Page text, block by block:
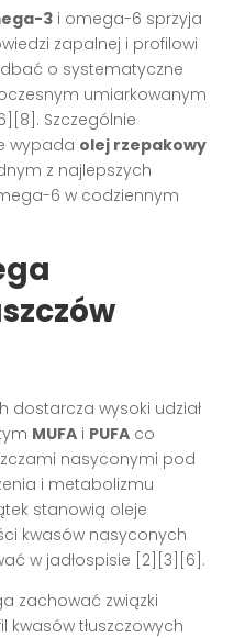
3 i omega-6 sprzyja
zapalnej i profilowi
o systematyczne
umiarkowanym
Szczególnie
wypada olej rzepakowy
z najlepszych
6 w codziennym
dostarcza wysoki udział
MUFA i PUFA co
nasyconymi pod
i metabolizmu
stanowią oleje
kwasów nasyconych
w jadłospisie [2][3][6].
zachować związki
kwasów tłuszczowych